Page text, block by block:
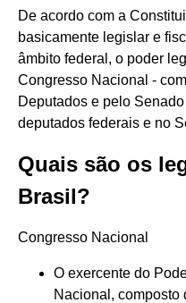
De acordo com a
basicamente legislar e
âmbito federal, o poder
Congresso Nacional -
Deputados e pelo
deputados federais e no
Quais são os
Brasil?
Congresso Nacional
O exercente do
Nacional, composto